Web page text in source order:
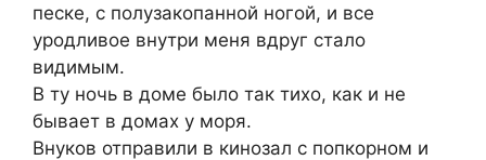
песке, с полузакопанной ногой, и все
уродливое внутри меня вдруг стало
видимым.
В ту ночь в доме было так тихо, как и не
бывает в домах у моря.
Внуков отправили в кинозал с попкорном и